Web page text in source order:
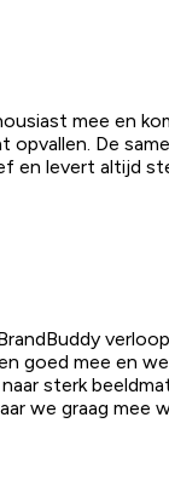
mee en
opvallen. De
en levert altijd
goed mee en
sterk
we graag mee